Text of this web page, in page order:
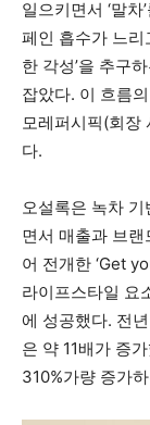
일으키면서 ‘말
페인 흡수가 느리
한 각성’을 추구
잡았다. 이 흐름
모레퍼시픽(회장
다.
오설록은 녹차
면서 매출과 브
어 전개한 ‘Get
라이프스타일 요
에 성공했다. 전
은 약 11배가 증
310%가량 증가